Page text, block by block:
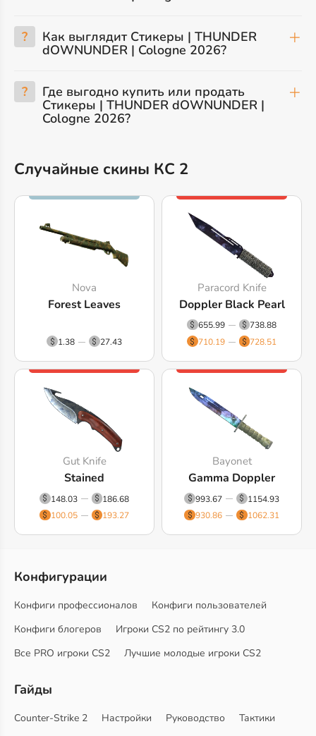
? Как выглядит Стикеры | THUNDER
dOWNUNDER | Cologne 2026?
? Где выгодно купить или продать
Стикеры | THUNDER dOWNUNDER |
Cologne 2026?
Случайные скины КС 2
Nova
Forest Leaves
1.38 27.43
Paracord Knife
Doppler Black Pearl
655.99
738.88
710.19
728.51
Gut Knife
Stained
148.03
186.68
100.05
193.27
Bayonet
Gamma Doppler
993.67
1154.93
930.86
1062.31
Конфигурации
Конфиги профессионалов
Конфиги пользователей
Конфиги блогеров
Игроки CS2 по рейтингу 3.0
Все PRO игроки CS2
Лучшие молодые игроки CS2
Гайды
Counter-Strike 2 Настройки Руководство
Тактики